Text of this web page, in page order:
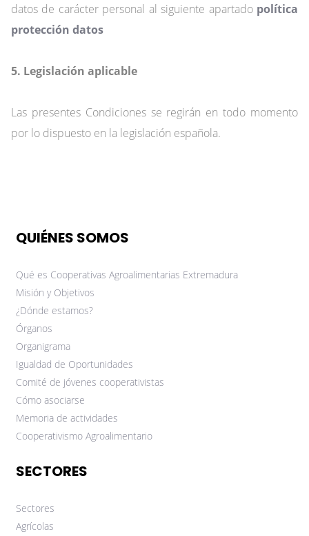
datos de carácter personal al siguiente apartado política
protección datos
5. Legislación aplicable
Las presentes Condiciones se regirán en todo momento
por lo dispuesto en la legislación española.
QUIÉNES SOMOS
Qué es Cooperativas Agroalimentarias Extremadura
Misión y Objetivos
¿Dónde estamos?
Órganos
Organigrama
Igualdad de Oportunidades
Comité de jóvenes cooperativistas
Cómo asociarse
Memoria de actividades
Cooperativismo Agroalimentario
SECTORES
Sectores
Agrícolas